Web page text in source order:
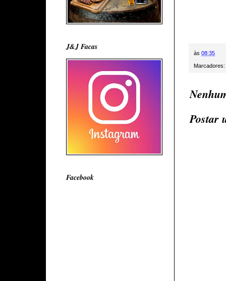
às 08:35
Marcadores:
Postar
J&J Facas
Facebook